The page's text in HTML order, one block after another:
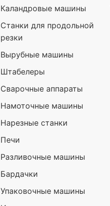
Каландровые машины
Станки для продольной
резки
Вырубные машины
Штабелеры
Сварочные аппараты
Намоточные машины
Нарезные станки
Печи
Разливочные машины
Бардачки
Упаковочные машины